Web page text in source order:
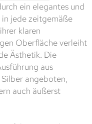
ein elegantes und
in jede zeitgemäße
klaren
Oberfläche verleiht
Ästhetik. Die
aus
angeboten,
auch äußerst